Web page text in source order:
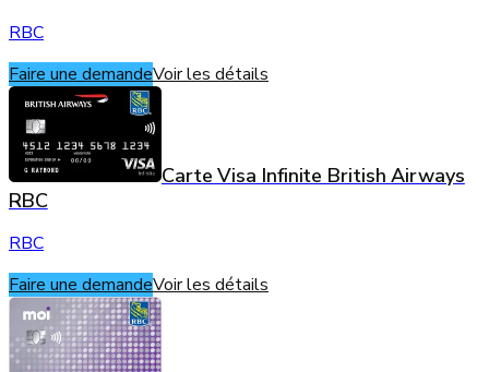
RBC
Faire une demandeVoir les détails
Carte Visa Infinite British Airways
RBC
RBC
Faire une demandeVoir les détails